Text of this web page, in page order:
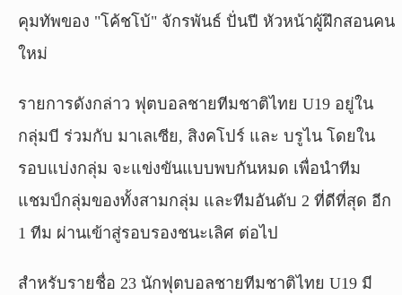
คุมทัพของ "โค้ชโบ้" จักรพันธ์ ปั่นปี หัวหน้าผู้ฝึกสอนคน
ใหม่
รายการดังกล่าว ฟุตบอลชายทีมชาติไทย U19 อยู่ใน
กลุ่มบี ร่วมกับ มาเลเซีย, สิงคโปร์ และ บรูไน โดยใน
รอบแบ่งกลุ่ม จะแข่งขันแบบพบกันหมด เพื่อนำทีม
แชมป์กลุ่มของทั้งสามกลุ่ม และทีมอันดับ 2 ที่ดีที่สุด อีก
1 ทีม ผ่านเข้าสู่รอบรองชนะเลิศ ต่อไป
สำหรับรายชื่อ 23 นักฟุตบอลชายทีมชาติไทย U19 มี